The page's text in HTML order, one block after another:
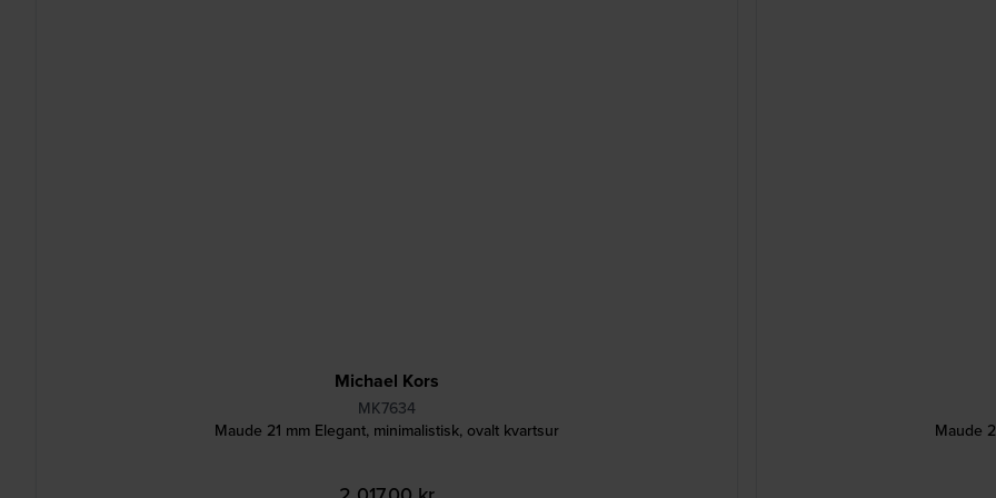
Michael Kors
MK7634
Maude 21 mm Elegant, minimalistisk, ovalt kvartsur
Maude